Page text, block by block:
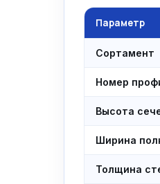
Параметр
Сортамент
Номер
Высота
Ширина
Толщина